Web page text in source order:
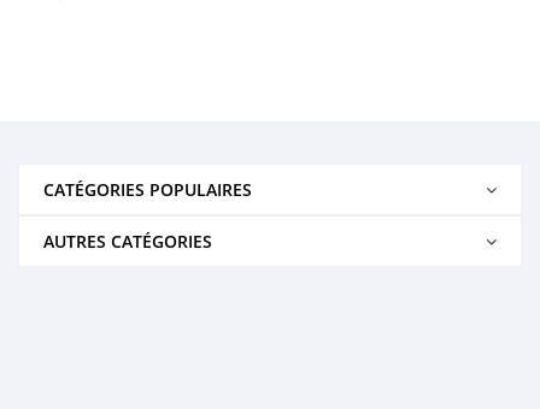
CATÉGORIES POPULAIRES
AUTRES CATÉGORIES